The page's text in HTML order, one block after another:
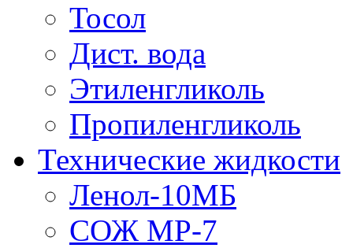
Тосол
Дист. вода
Этиленгликоль
Пропиленгликоль
Технические жидкости
Ленол-10МБ
СОЖ МР-7